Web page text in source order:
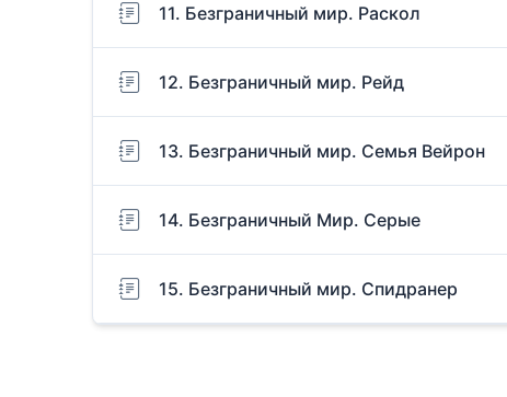
11. Безграничный мир. Раскол
12. Безграничный мир. Рейд
13. Безграничный мир. Семья Вейрон
14. Безграничный Мир. Серые
15. Безграничный мир. Спидранер